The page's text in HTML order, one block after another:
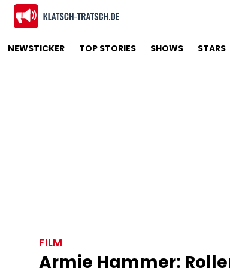
NEWSTICKER TOP STORIES SHOWS STARS
FILM
Armie Hammer: